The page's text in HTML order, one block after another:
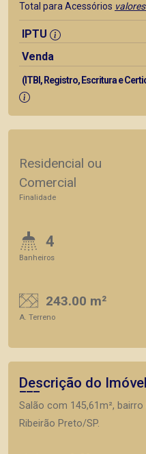
Total para Acessórios
IPTU
Venda
(ITBI, Registro, Escritura e
Residencial ou
Comercial
Finalidade
4
Banheiros
243.00 m²
A. Terreno
Descrição do Imóvel
Salão com 145,61m²,
Ribeirão Preto/SP.